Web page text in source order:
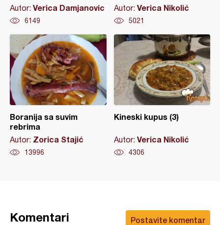
Autor: Verica Damjanovic
6149
Autor: Verica Nikolić
5021
Boranija sa suvim
rebrima
Autor: Zorica Stajić
13996
Kineski kupus (3)
Autor: Verica Nikolić
4306
Postavite komentar
Komentari